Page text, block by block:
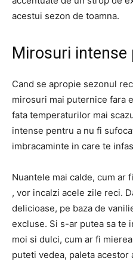
acestui sezon de toamna.
Mirosuri intense
Cand se apropie sezonul
mirosuri mai puternice fara
fata temperaturilor mai
intense pentru a nu fi
imbracaminte in care te
Nuantele mai calde, cum ar
, vor incalzi acele zile reci.
delicioase, pe baza de
excluse. Si s-ar putea sa te
moi si dulci, cum ar fi
puteti vedea, paleta acestor